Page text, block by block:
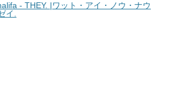
- THEY. |ワット・アイ・ノウ・ナウ
イ.